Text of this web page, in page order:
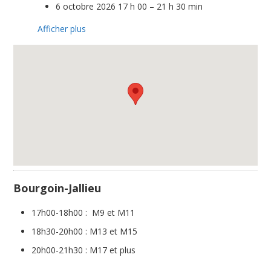
6 octobre 2026 17 h 00 – 21 h 30 min
Afficher plus
Bourgoin-Jallieu
17h00-18h00 : M9 et M11
18h30-20h00 : M13 et M15
20h00-21h30 : M17 et plus